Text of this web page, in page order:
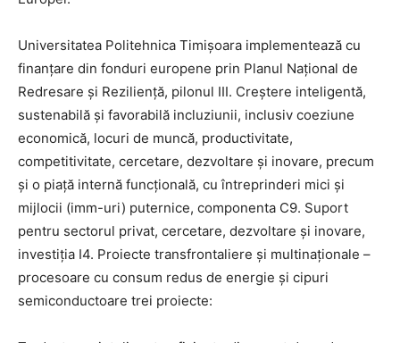
Universitatea Politehnica Timișoara implementează cu
finanțare din fonduri europene prin Planul Național de
Redresare și Reziliență, pilonul III. Creștere inteligentă,
sustenabilă și favorabilă incluziunii, inclusiv coeziune
economică, locuri de muncă, productivitate,
competitivitate, cercetare, dezvoltare și inovare, precum
și o piață internă funcțională, cu întreprinderi mici și
mijlocii (imm-uri) puternice, componenta C9. Suport
pentru sectorul privat, cercetare, dezvoltare și inovare,
investiția I4. Proiecte transfrontaliere și multinaționale –
procesoare cu consum redus de energie și cipuri
semiconductoare trei proiecte: